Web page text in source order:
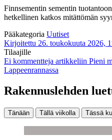
Finnsementin sementin
hetkellinen katkos mitättömän
Pääkategoria Uutiset
Kirjoitettu 26. toukokuuta 2026,
Tilaajille
Ei kommentteja artikkeliin Pieni
Lappeenrannassa
Rakennuslehden
Tänään Tällä viikolla Tässä